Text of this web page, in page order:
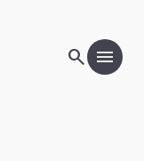
search menu
add